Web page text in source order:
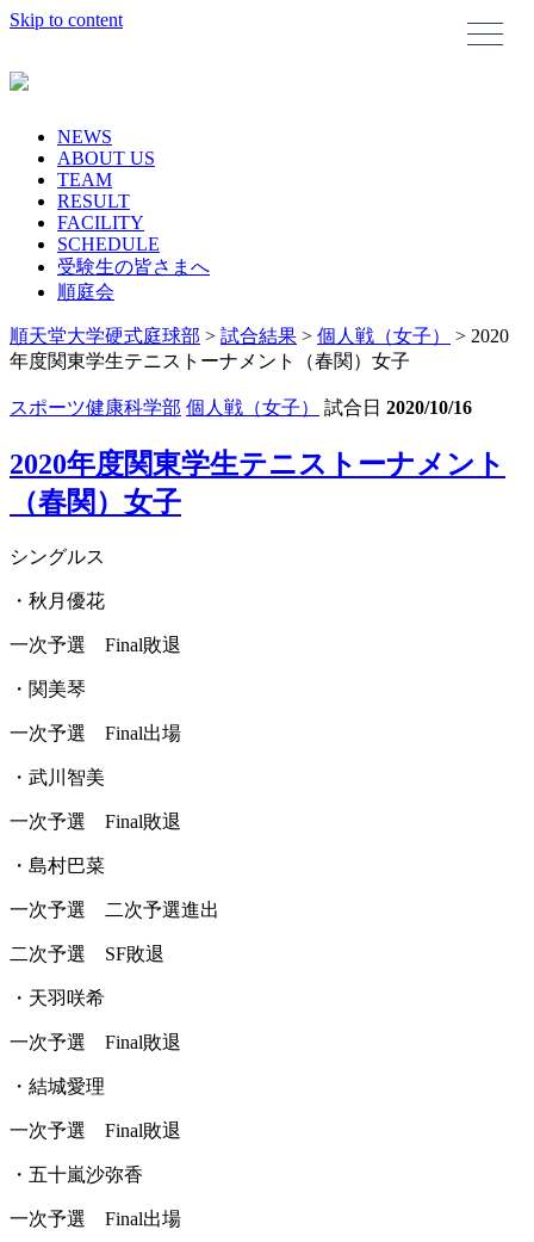
Skip to content
NEWS
ABOUT US
TEAM
RESULT
FACILITY
SCHEDULE
受験生の皆さまへ
順庭会
順天堂大学硬式庭球部 > 試合結果 > 個人戦（女子） > 2020
年度関東学生テニストーナメント（春関）女子
スポーツ健康科学部 個人戦（女子） 試合日 2020/10/16
2020年度関東学生テニストーナメント
（春関）女子
シングルス
・秋月優花
一次予選 Final敗退
・関美琴
一次予選 Final出場
・武川智美
一次予選 Final敗退
・島村巴菜
一次予選 二次予選進出
二次予選 SF敗退
・天羽咲希
一次予選 Final敗退
・結城愛理
一次予選 Final敗退
・五十嵐沙弥香
一次予選 Final出場